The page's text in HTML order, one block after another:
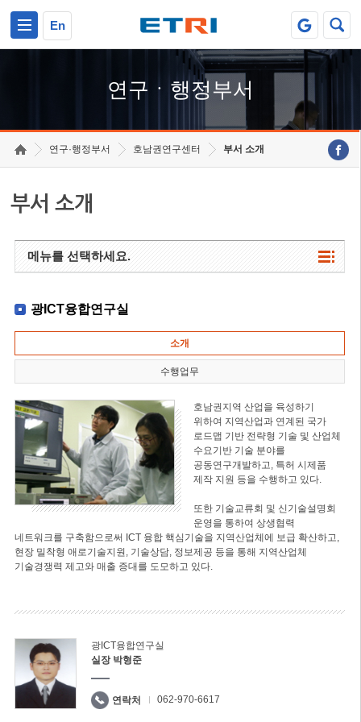
En
연구ㆍ행정부서
연구·행정부서 호남권연구센터 부서 소개
부서 소개
메뉴를 선택하세요.
광ICT융합연구실
소개
수행업무
호남권지역 산업을 육성하기
위하여 지역산업과 연계된 국가
로드맵 기반 전략형 기술 및 산업체
수요기반 기술 분야를
공동연구개발하고, 특허 시제품
제작 지원 등을 수행하고 있다.
또한 기술교류회 및 신기술설명회
운영을 통하여 상생협력
네트워크를 구축함으로써 ICT 융합 핵심기술을 지역산업체에 보급 확산하고,
현장 밀착형 애로기술지원, 기술상담, 정보제공 등을 통해 지역산업체
기술경쟁력 제고와 매출 증대를 도모하고 있다.
광ICT융합연구실
실장 박형준
연락처 062-970-6617